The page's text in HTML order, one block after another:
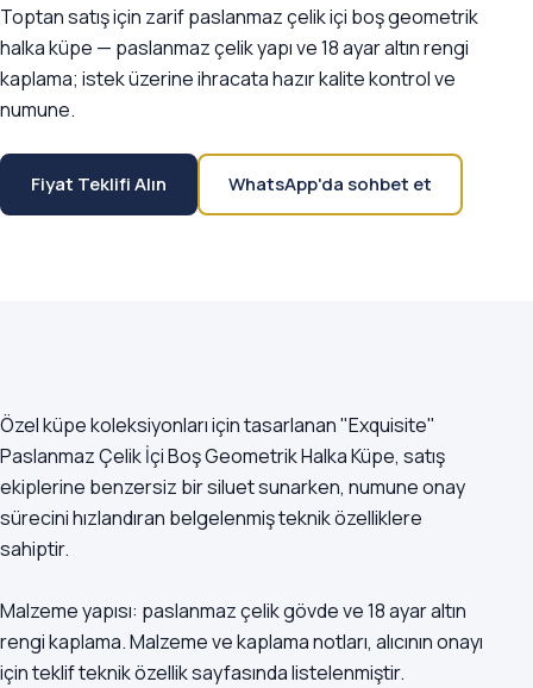
Toptan satış için zarif paslanmaz çelik içi boş geometrik
halka küpe — paslanmaz çelik yapı ve 18 ayar altın rengi
kaplama; istek üzerine ihracata hazır kalite kontrol ve
numune.
Fiyat Teklifi Alın WhatsApp'da sohbet et
Özel küpe koleksiyonları için tasarlanan "Exquisite"
Paslanmaz Çelik İçi Boş Geometrik Halka Küpe, satış
ekiplerine benzersiz bir siluet sunarken, numune onay
sürecini hızlandıran belgelenmiş teknik özelliklere
sahiptir.
Malzeme yapısı: paslanmaz çelik gövde ve 18 ayar altın
rengi kaplama. Malzeme ve kaplama notları, alıcının onayı
için teklif teknik özellik sayfasında listelenmiştir.